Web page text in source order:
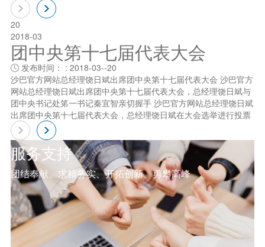
20
2018-03
团中央第十七届代表大会
发布时间： : 2018-03--20
沙巴官方网站总经理饶日斌出席团中央第十七届代表大会 沙巴官方
网站总经理饶日斌出席团中央第十七届代表大会，总经理饶日斌与
团中央书记处笫一书记秦宜智亲切握手 沙巴官方网站总经理饶日斌
出席团中央第十七届代表大会，总经理饶日斌在大会选举进行投票
服务支持
团结奉献、求精务实、开拓创新、勇攀高峰